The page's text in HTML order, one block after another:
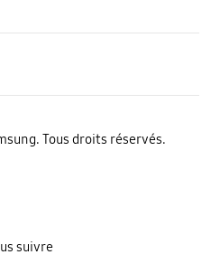
Tous droits réservés.
suivre